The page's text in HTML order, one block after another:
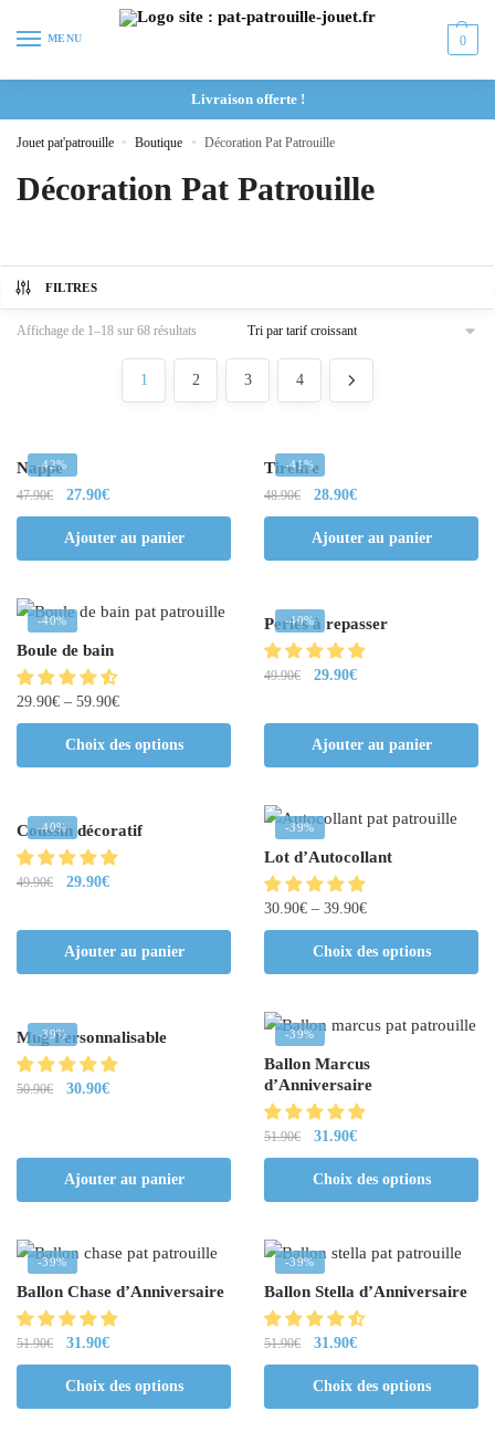
MENU 0
Livraison offerte !
Jouet pat'patrouille » Boutique » Décoration Pat Patrouille
Décoration Pat Patrouille
FILTRES
Affichage de 1–18 sur 68 résultats
1 2 3 4
-42%
Nappe
47.90€ 27.90€
Ajouter au panier
-41%
Tirelire
48.90€ 28.90€
Ajouter au panier
-40%
Boule de bain
29.90€ – 59.90€
Choix des options
-40%
Perles à repasser
49.90€ 29.90€
Ajouter au panier
-40%
Coussin décoratif
49.90€ 29.90€
Ajouter au panier
-39%
Lot d’Autocollant
30.90€ – 39.90€
Choix des options
-39%
Mug Personnalisable
50.90€ 30.90€
Ajouter au panier
-39%
Ballon Marcus
d’Anniversaire
51.90€ 31.90€
Choix des options
-39%
Ballon Chase d’Anniversaire
51.90€ 31.90€
Choix des options
-39%
Ballon Stella d’Anniversaire
51.90€ 31.90€
Choix des options